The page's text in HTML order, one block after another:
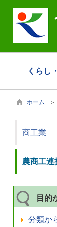
くらし
ホーム ＞
商工業
農商工連
目的
分類か